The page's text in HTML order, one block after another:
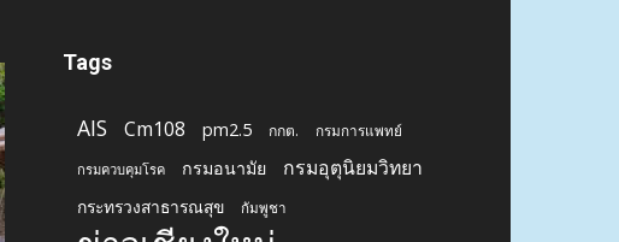
Tags
AIS Cm108 pm2.5 กกต. กรมการแพทย์
กรมควบคุมโรค กรมอนามัย กรมอุตุนิยมวิทยา
กระทรวงสาธารณสุข กัมพูชา